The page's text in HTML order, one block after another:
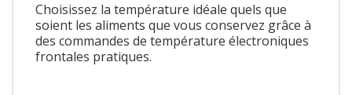
Choisissez la température idéale quels que
soient les aliments que vous conservez grâce à
des commandes de température électroniques
frontales pratiques.